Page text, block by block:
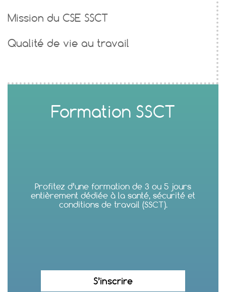
Mission du CSE SSCT
Qualité de vie au travail
Formation SSCT
Profitez d’une formation de 3 ou 5 jours
entièrement dédiée à la santé, sécurité et
conditions de travail (SSCT).
S’inscrire